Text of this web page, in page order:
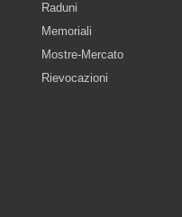
Raduni
Memoriali
Mostre-Mercato
Rievocazioni